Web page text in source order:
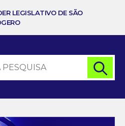
LEGISLATIVO DE SÃO